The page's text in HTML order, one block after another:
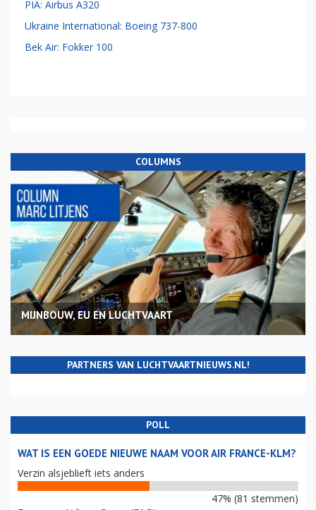
PIA: Airbus A320
Ukraine International: Boeing 737-800
Bek Air: Fokker 100
COLUMNS
MIJNBOUW, EU EN LUCHTVAART
PARTNERS VAN LUCHTVAARTNIEUWS.NL!
POLL
WAT IS EEN GOEDE NIEUWE NAAM VOOR AIR FRANCE-KLM?
Verzin alsjeblieft iets anders
47% (81 stemmen)